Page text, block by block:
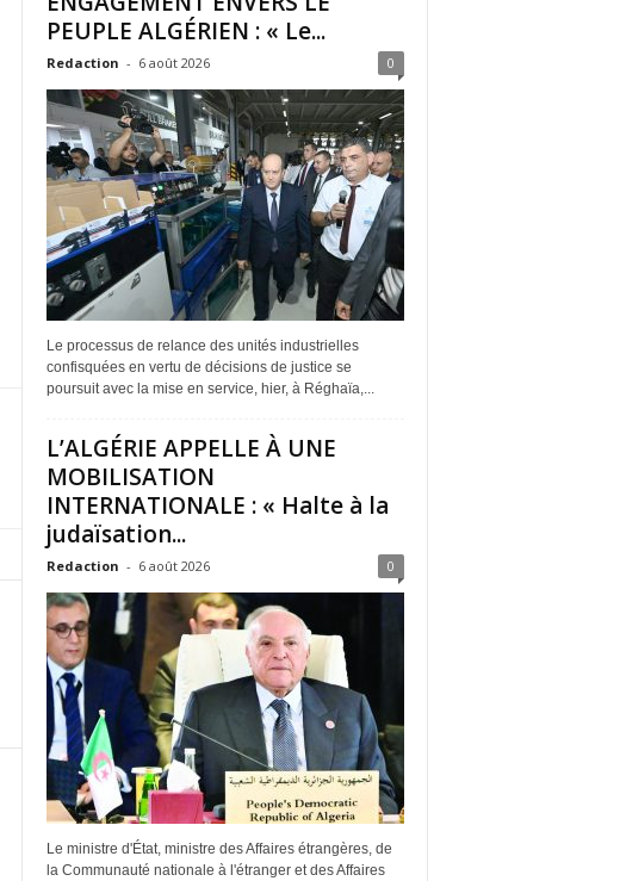
PEUPLE ALGÉRIEN : « Le...
Redaction - 6 août 2026 0
Le processus de relance des unités industrielles
confisquées en vertu de décisions de justice se
poursuit avec la mise en service, hier, à Réghaïa,...
L’ALGÉRIE APPELLE À UNE
MOBILISATION
INTERNATIONALE : « Halte à la
judaïsation...
Redaction - 6 août 2026 0
Le ministre d'État, ministre des Affaires étrangères, de
la Communauté nationale à l'étranger et des Affaires